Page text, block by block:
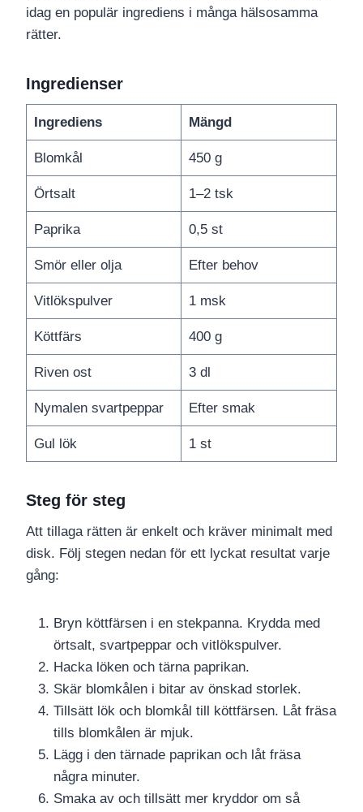
idag en populär ingrediens i många hälsosamma
rätter.
Ingredienser
Ingrediens Mängd
Blomkål 450 g
Örtsalt 1–2 tsk
Paprika 0,5 st
Smör eller olja Efter behov
Vitlökspulver 1 msk
Köttfärs 400 g
Riven ost 3 dl
Nymalen svartpeppar Efter smak
Gul lök 1 st
Steg för steg
Att tillaga rätten är enkelt och kräver minimalt med
disk. Följ stegen nedan för ett lyckat resultat varje
gång:
Bryn köttfärsen i en stekpanna. Krydda med
örtsalt, svartpeppar och vitlökspulver.
Hacka löken och tärna paprikan.
Skär blomkålen i bitar av önskad storlek.
Tillsätt lök och blomkål till köttfärsen. Låt fräsa
tills blomkålen är mjuk.
Lägg i den tärnade paprikan och låt fräsa
några minuter.
Smaka av och tillsätt mer kryddor om så